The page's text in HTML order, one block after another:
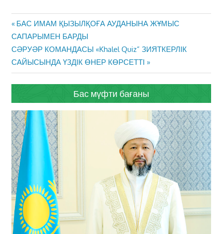
Жазба
навигациясы
Previous
Post:
БАС ИМАМ ҚЫЗЫЛҚОҒА АУДАНЫНА ЖҰМЫС
САПАРЫМЕН БАРДЫ
Next
Post:
СӘРУӘР КОМАНДАСЫ «Khalel Quiz” ЗИЯТКЕРЛІК
САЙЫСЫНДА ҮЗДІК ӨНЕР КӨРСЕТТІ
Бас мүфти бағаны